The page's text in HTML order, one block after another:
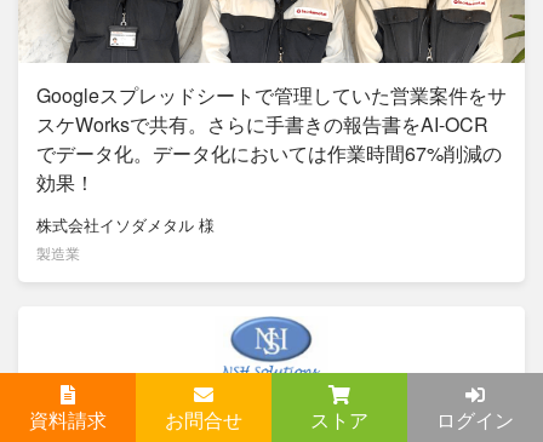
資料請求 お問合せ ストア ログイン
Googleスプレッドシートで管理していた営業案件をサ
スケWorksで共有。さらに手書きの報告書をAI-OCR
でデータ化。データ化においては作業時間67%削減の
効果！
株式会社イソダメタル 様
製造業